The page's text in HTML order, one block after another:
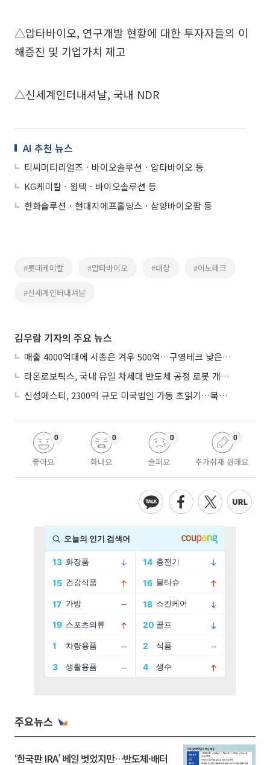
△압타바이오, 연구개발 현황에 대한 투자자들의 이
해증진 및 기업가치 제고
△신세계인터내셔날, 국내 NDR
AI 추천 뉴스
티씨머티리얼즈ㆍ바이오솔루션ㆍ압타바이오 등
KG케미칼ㆍ원텍ㆍ바이오솔루션 등
한화솔루션ㆍ현대지에프홀딩스ㆍ삼양바이오팜 등
#롯데케미칼 #압타바이오 #대상 #이노테크
#신세계인터내셔날
김우람 기자의 주요 뉴스
매출 4000억대에 시총은 겨우 500억…구영테크 낮은 몸값에 저가 승계 마무리
라온로보틱스, 국내 유일 차세대 반도체 공정 로봇 개발 ‘고객사 테스트 진행’
신성에스티, 2300억 규모 미국법인 가동 초읽기…북미 ESS 공략 본격화
좋아요
0
화나요
0
슬퍼요
0
추가취재 원해요
0
주요뉴스
‘한국판 IRA’ 베일 벗었지만…반도체·배터